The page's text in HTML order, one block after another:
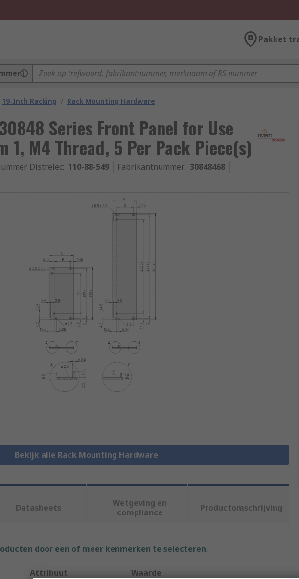
Pakket
19-Inch Racking / Rack Mounting Hardware
Series Front Panel for Use
1, M4 Thread, 5 Per Pack Piece(s)
Distrelec: 110-88-549 Fabrikantnummer: 30848468
Bekijk alle Rack Mounting Hardware
Datasheets
Wetgeving en
compliance
Productomschrijving
door een of meer kenmerken te selecteren.
Attribuut Waarde